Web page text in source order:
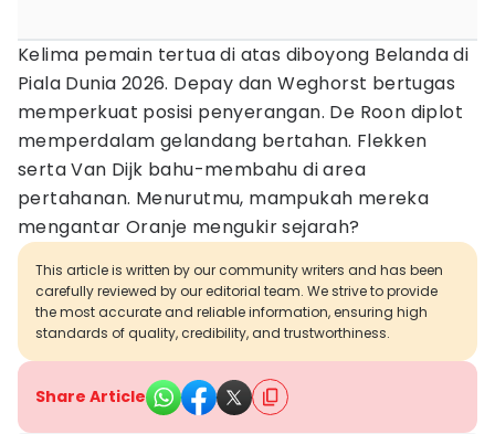
Kelima pemain tertua di atas diboyong Belanda di
Piala Dunia 2026. Depay dan Weghorst bertugas
memperkuat posisi penyerangan. De Roon diplot
memperdalam gelandang bertahan. Flekken
serta Van Dijk bahu-membahu di area
pertahanan. Menurutmu, mampukah mereka
mengantar Oranje mengukir sejarah?
This article is written by our community writers and has been
carefully reviewed by our editorial team. We strive to provide
the most accurate and reliable information, ensuring high
standards of quality, credibility, and trustworthiness.
Share Article